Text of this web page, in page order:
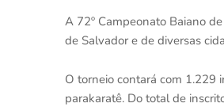
A 72º Campeonato Baiano
de Salvador e de diversas
O torneio contará com 1.229
parakaratê. Do total de